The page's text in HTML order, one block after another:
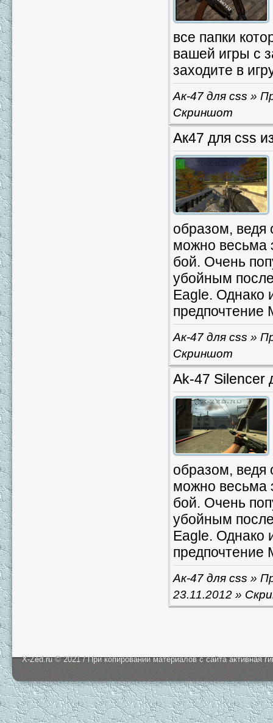
все папки
вашей игры с
заходите в
Ак-47 для css »
Скриншот
Ак47 для css
образом, ведя
можно весьма
бой. Очень
убойным
Eagle. Однако
предпочтение
Ак-47 для css »
Скриншот
Ak-47 Silencer
образом, ведя
можно весьма
бой. Очень
убойным
Eagle. Однако
предпочтение
Ак-47 для css »
23.11.2012 »
X-Zed.ru © 2021 / При копировании материалов с сайта активная